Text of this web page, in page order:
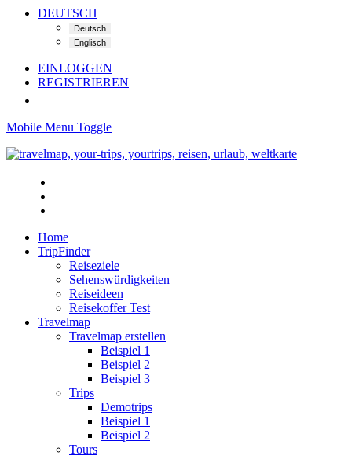
DEUTSCH
EINLOGGEN
REGISTRIEREN
Mobile Menu Toggle
Home
TripFinder
Reiseziele
Sehenswürdigkeiten
Reiseideen
Reisekoffer Test
Travelmap
Travelmap erstellen
Beispiel 1
Beispiel 2
Beispiel 3
Trips
Demotrips
Beispiel 1
Beispiel 2
Tours